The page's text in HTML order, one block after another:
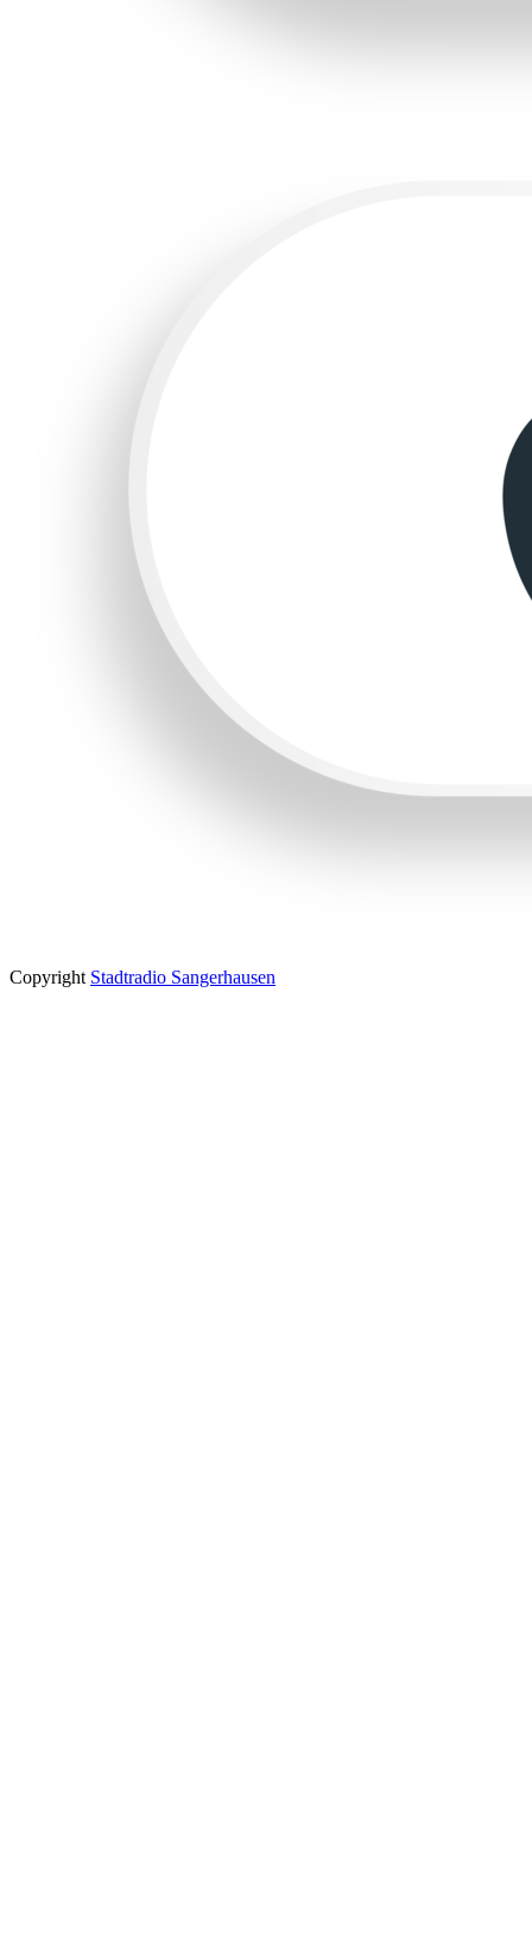
Copyright Stadtradio Sangerhausen